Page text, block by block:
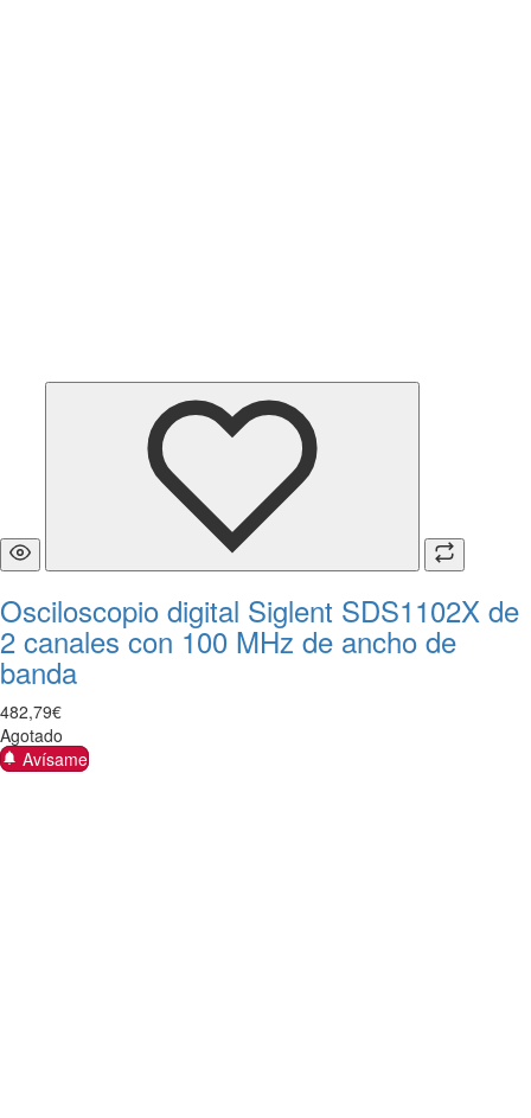
Osciloscopio digital Siglent SDS1102X de
2 canales con 100 MHz de ancho de
banda
482,79€
Agotado
Avísame